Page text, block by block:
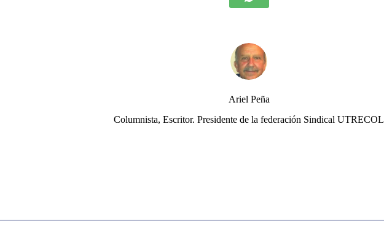
Ariel Peña
Columnista, Escritor. Presidente de la federación Sindical UTRECOL